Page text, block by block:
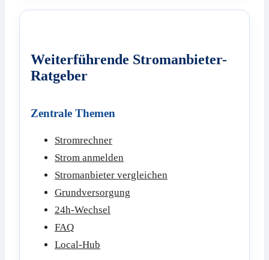
Weiterführende Stromanbieter-
Ratgeber
Zentrale Themen
Stromrechner
Strom anmelden
Stromanbieter vergleichen
Grundversorgung
24h-Wechsel
FAQ
Local-Hub